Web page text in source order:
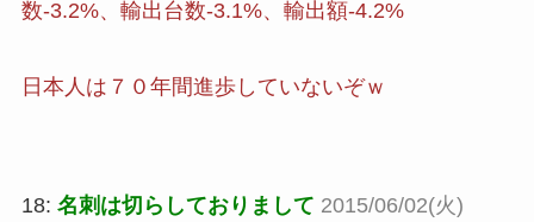
数-3.2%、輸出台数-3.1%、輸出額-4.2%
日本人は７０年間進歩していないぞｗ
18: 名刺は切らしておりまして 2015/06/02(火)